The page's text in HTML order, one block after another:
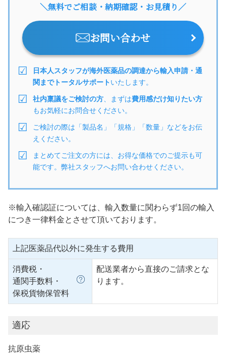
＼無料でご相談・納期確認・お見積り／
お問い合わせ
日本人スタッフが海外医薬品の調達から輸入申請・通
関までトータルサポートいたします。
社内稟議をご検討の方 、まずは費用感だけ知りたい方
もお気軽にお問合せください。
ご検討の際は「製品名」「規格」「数量」などをお伝
えください。
まとめてご注文の方には、お得な価格でのご提示も可
能です。弊社スタッフへお問い合わせください。
※輸入確認証については、輸入数量に関わらず1回の輸入
につき一律料金とさせて頂いております。
上記医薬品代以外に発生する費用
消費税・
通関手数料・
保税貨物保管料
配送業者から直接のご請求とな
ります。
適応
抗原虫薬